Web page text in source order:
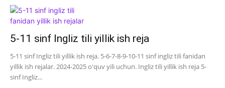
5-11 sinf Ingliz tili yillik ish reja
5-11 sinf Ingliz tili yillik ish reja. 5-6-7-8-9-10-11 sinf ingliz tili fanidan
yillik ish rejalar. 2024-2025 o'quv yili uchun. Ingliz tili yillik ish reja 5-
sinf Ingliz...